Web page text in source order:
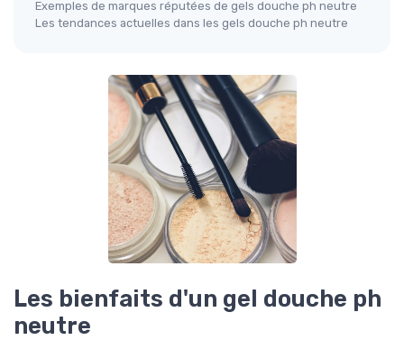
Exemples de marques réputées de gels douche ph neutre
Les tendances actuelles dans les gels douche ph neutre
Les bienfaits d'un gel douche ph
neutre